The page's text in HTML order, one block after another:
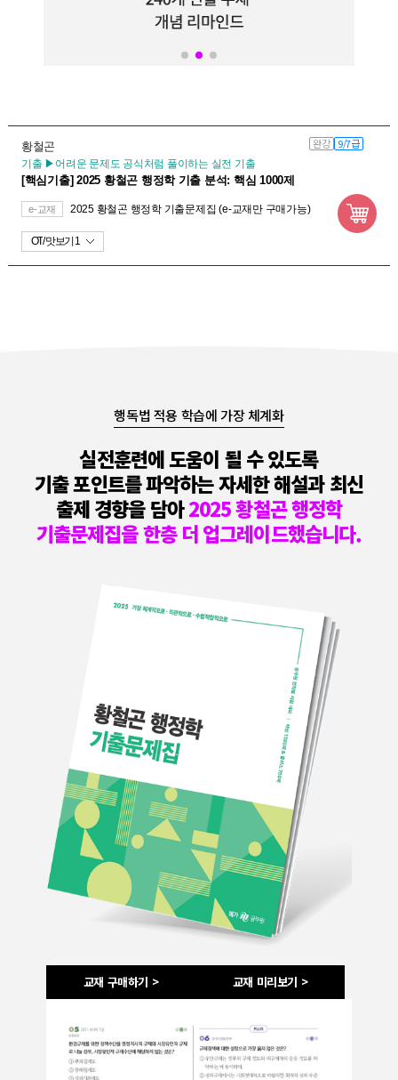
황철곤 완강 9/7급
기출 ▶어려운 문제도 공식처럼 풀이하는 실전 기출
[핵심기출] 2025 황철곤 행정학 기출 분석: 핵심 1000제
e-교재 2025 황철곤 행정학 기출문제집 (e-교재만 구매가능)
OT 맛보기 1
행독법 적용 학습에 가장 체계화
실전훈련에 도움이 될 수 있도록
기출 포인트를 파악하는 자세한 해설과 최신
출제 경향을 담아2025 황철곤 행정학
기출문제집을 한층 더 업그레이드했습니다.
교재 구매하기 > 교재 미리보기 >